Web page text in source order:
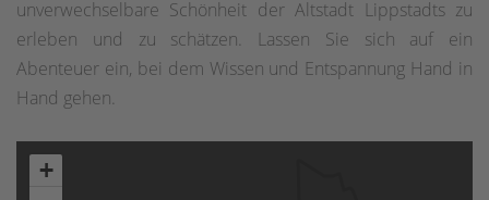
unverwechselbare Schönheit der Altstadt Lippstadts zu
erleben und zu schätzen. Lassen Sie sich auf ein
Abenteuer ein, bei dem Wissen und Entspannung Hand in
Hand gehen.
+